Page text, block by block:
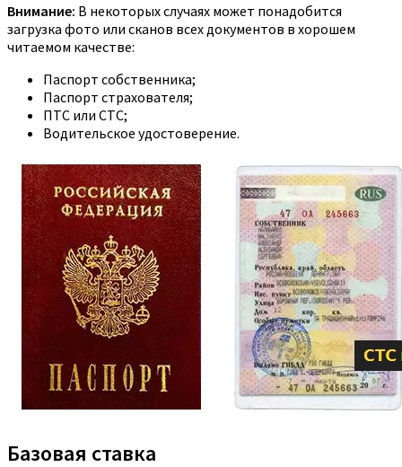
Внимание: В некоторых случаях может понадобится
загрузка фото или сканов всех документов в хорошем
читаемом качестве:
Паспорт собственника;
Паспорт страхователя;
ПТС или СТС;
Водительское удостоверение.
Базовая ставка